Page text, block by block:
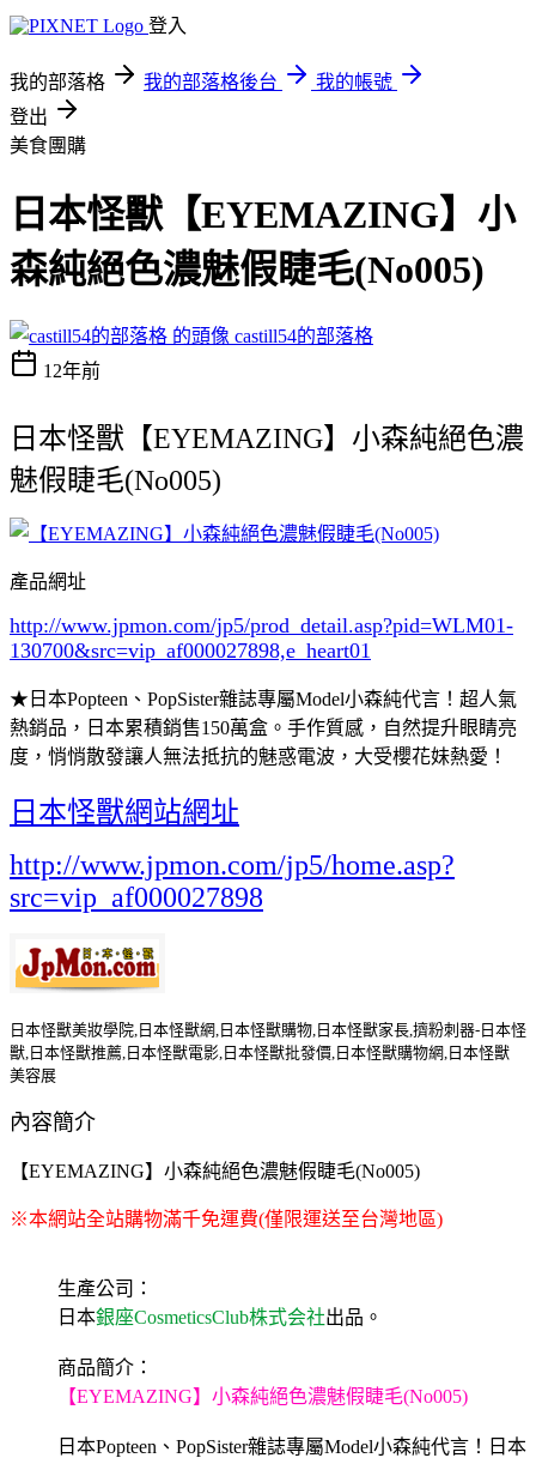
登入
我的部落格 我的部落格後台
我的帳號
登出
美食團購
日本怪獸【EYEMAZING】小
森純絕色濃魅假睫毛(No005)
castill54的部落格
12年前
日本怪獸【EYEMAZING】小森純絕色濃
魅假睫毛(No005)
產品網址
http://www.jpmon.com/jp5/prod_detail.asp?pid=WLM01-
130700&src=vip_af000027898,e_heart01
★日本Popteen、PopSister雜誌專屬Model小森純代言！超人氣
熱銷品，日本累積銷售150萬盒。手作質感，自然提升眼睛亮
度，悄悄散發讓人無法抵抗的魅惑電波，大受櫻花妹熱愛！
日本怪獸網站網址
http://www.jpmon.com/jp5/home.asp?
src=vip_af000027898
日本怪獸美妝學院,日本怪獸網,日本怪獸購物,日本怪獸家長,擠粉刺器-日本怪
獸,日本怪獸推薦,日本怪獸電影,日本怪獸批發價,日本怪獸購物網,日本怪獸
美容展
內容簡介
【EYEMAZING】小森純絕色濃魅假睫毛(No005)
※本網站全站購物滿千免運費(僅限運送至台灣地區)
生產公司：
日本銀座CosmeticsClub株式会社出品。
商品簡介：
【EYEMAZING】小森純絕色濃魅假睫毛(No005)
日本Popteen、PopSister雜誌專屬Model小森純代言！日本